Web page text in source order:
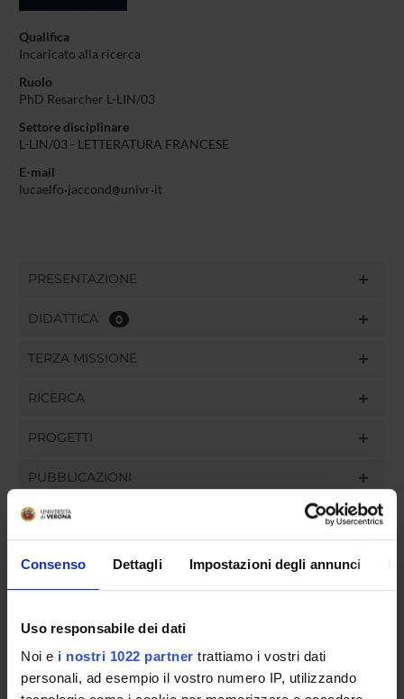
Consenso Dettagli Impostazioni degli annunci
Uso responsabile dei dati
Noi e i nostri 1022 partner trattiamo i vostri dati
personali, ad esempio il vostro numero IP, utilizzando
Qualifica
Incaricato alla ricerca
Ruolo
PhD Resarcher L-LIN/03
Settore disciplinare
L-LIN/03 - LETTERATURA FRANCESE
E-mail
lucaelfo jaccond univr it
PRESENTAZIONE
DIDATTICA 0
TERZA MISSIONE
RICERCA
PROGETTI
PUBBLICAZIONI
INCARICHI
GOVERNANCE
COMMISSIONI